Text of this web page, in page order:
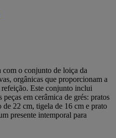
com o conjunto de loiça da
orgânicas que proporcionam a
Este conjunto inclui
em cerâmica de grés: pratos
de 22 cm, tigela de 16 cm e prato
presente intemporal para